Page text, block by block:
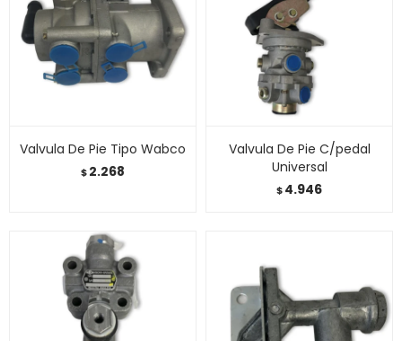
Valvula De Pie Tipo Wabco
$2.268
Valvula De Pie C/pedal
Universal
$4.946